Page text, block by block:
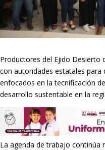
Productores del Ejido Desierto
con autoridades estatales
enfocados en la tecnificación
desarrollo sustentable en la
La agenda de trabajo continúa